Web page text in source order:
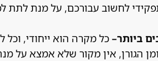
לחשוב עבורכם, על מנת לתת
ביותר–כל מקרה הוא ייחודי,
הגורן, אין מקור שלא אמצא על